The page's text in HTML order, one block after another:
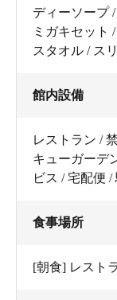
ディーソープ
ミガキセット
スタオル / ス
館内設備
レストラン /
キューガーデ
ビス / 宅配便 /
食事場所
[朝食] レスト